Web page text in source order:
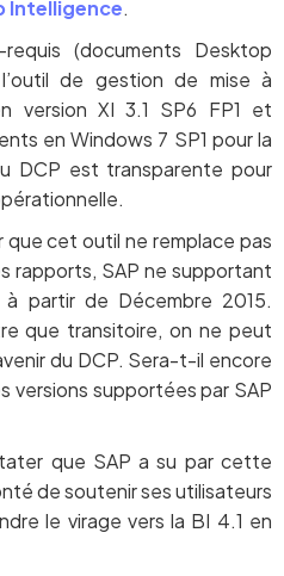
Intelligence.
(documents Desktop
de gestion de mise à
version XI 3.1 SP6 FP1 et
en Windows 7 SP1 pour la
DCP est transparente pour
cet outil ne remplace pas
rapports, SAP ne supportant
partir de Décembre 2015.
que transitoire, on ne peut
du DCP. Sera-t-il encore
versions supportées par SAP
que SAP a su par cette
de soutenir ses utilisateurs
le virage vers la BI 4.1 en